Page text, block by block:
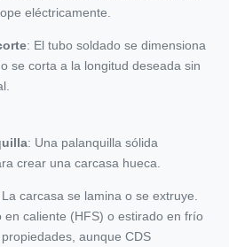
eléctricamente.
: El tubo soldado se dimensiona
se corta a la longitud deseada sin
: Una palanquilla sólida
crear una carcasa hueca.
La carcasa se lamina o se extruye.
en caliente (HFS) o estirado en frío
aunque CDS